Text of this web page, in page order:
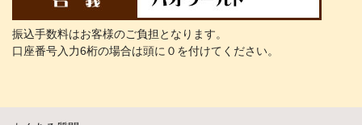
振込手数料はお客様のご負担となります。
口座番号入力6桁の場合は頭に０を付けてください。